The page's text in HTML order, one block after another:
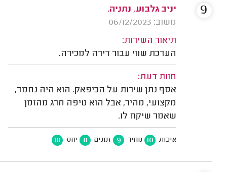
יניב גלבוע, נתניה.
משוב: 06/12/2023
תיאור השירות:
הערכת שווי עבור דירה למכירה.
חוות דעת:
אסף נתן שירות על הכיפאק. הוא היה נחמד,
מקצועי, מהיר, אבל הוא טיפה חרג מהזמן
שאמר שיקח לו.
איכות 10 מחיר 9 זמנים 8 יחס 10
9